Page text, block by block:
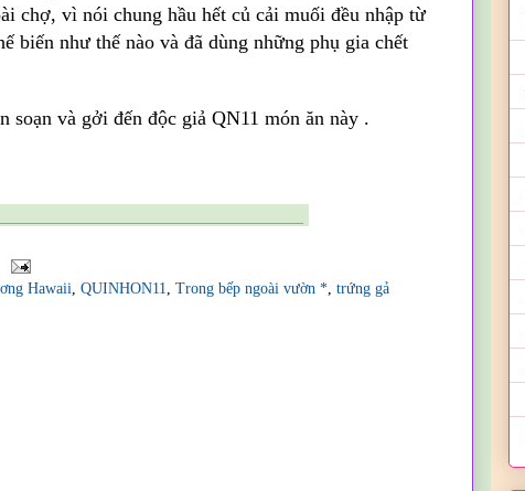
chợ, vì nói chung hầu hết củ cải muối đều nhập từ
biến như thế nào và đã dùng những phụ gia chết
soạn và gởi đến độc giả QN11 món ăn này .
Hawaii, QUINHON11, Trong bếp ngoài vườn *, trứng gả